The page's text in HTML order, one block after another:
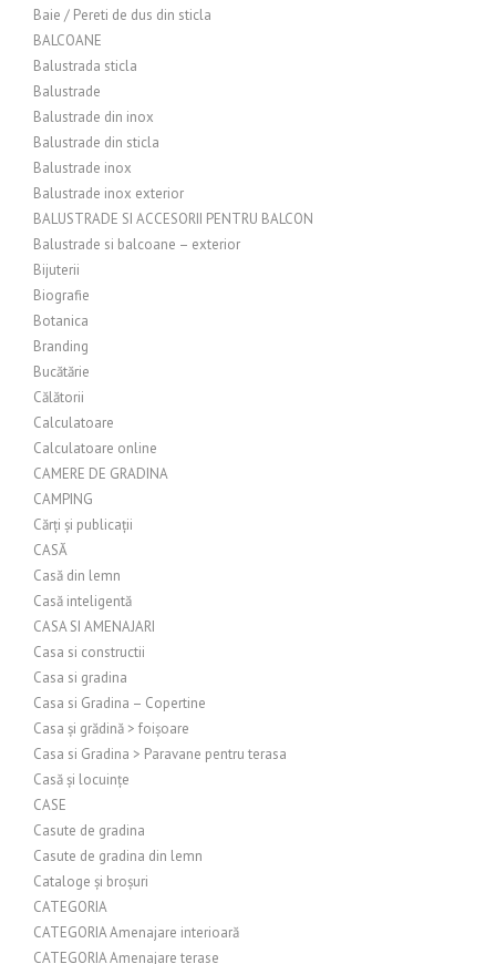
Baie / Pereti de dus din sticla
BALCOANE
Balustrada sticla
Balustrade
Balustrade din inox
Balustrade din sticla
Balustrade inox
Balustrade inox exterior
BALUSTRADE SI ACCESORII PENTRU BALCON
Balustrade si balcoane – exterior
Bijuterii
Biografie
Botanica
Branding
Bucătărie
Călătorii
Calculatoare
Calculatoare online
CAMERE DE GRADINA
CAMPING
Cărți și publicații
CASĂ
Casă din lemn
Casă inteligentă
CASA SI AMENAJARI
Casa si constructii
Casa si gradina
Casa si Gradina – Copertine
Casa și grădină > foișoare
Casa si Gradina > Paravane pentru terasa
Casă și locuințe
CASE
Casute de gradina
Casute de gradina din lemn
Cataloge și broșuri
CATEGORIA
CATEGORIA Amenajare interioară
CATEGORIA Amenajare terase